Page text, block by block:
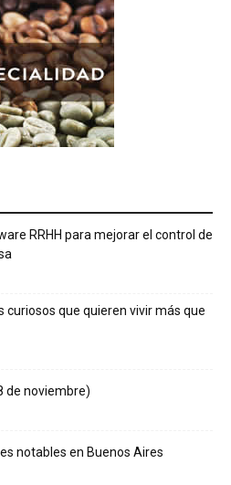
RRHH para mejorar el control de
curiosos que quieren vivir más que
de noviembre)
notables en Buenos Aires